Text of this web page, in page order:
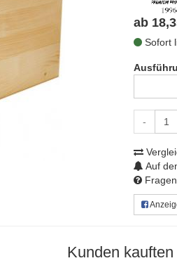
ab
Sofort
-
Auf
Kunden kauften